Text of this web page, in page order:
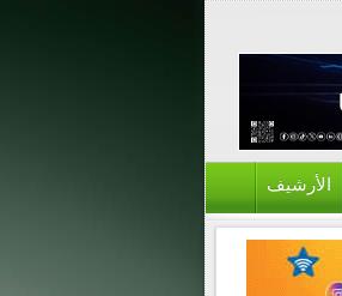
الأرشيف